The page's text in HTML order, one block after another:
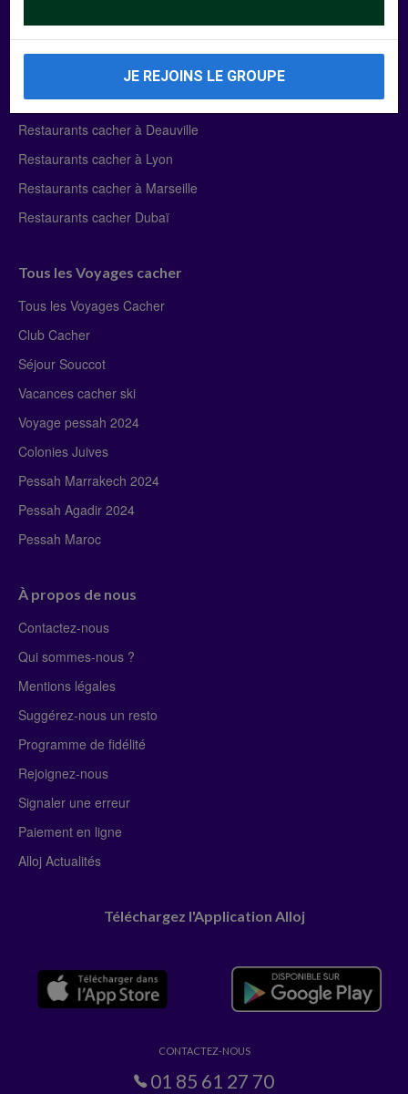
Manger Cacher
Liste des restaurants cacher
Restaurants cacher à Paris
Restaurants cacher à Deauville
Restaurants cacher à Lyon
Restaurants cacher à Marseille
Restaurants cacher Dubaï
Tous les Voyages cacher
Tous les Voyages Cacher
Club Cacher
Séjour Souccot
Vacances cacher ski
Voyage pessah 2024
Colonies Juives
Pessah Marrakech 2024
Pessah Agadir 2024
Pessah Maroc
À propos de nous
Contactez-nous
Qui sommes-nous ?
Mentions légales
Suggérez-nous un resto
Programme de fidélité
Rejoignez-nous
Signaler une erreur
Paiement en ligne
Alloj Actualités
Téléchargez l'Application Alloj
CONTACTEZ-NOUS
01 85 61 27 70
JE REJOINS LE GROUPE